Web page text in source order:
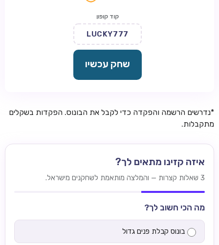
קוד קופון
LUCKY777
שחק עכשיו
*נדרשים הרשמה והפקדה כדי לקבל את הבונוס. הפקדות בשקלים
מתקבלות.
איזה קזינו מתאים לך?
3 שאלות קצרות — והמלצה מותאמת לשחקנים מישראל.
מה הכי חשוב לך?
בונוס קבלת פנים גדול